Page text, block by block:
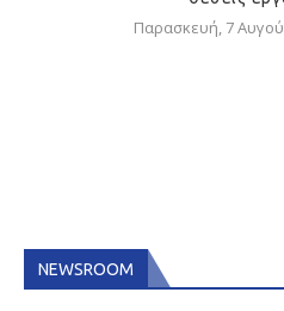
Παρασκευή, 7
NEWSROOM